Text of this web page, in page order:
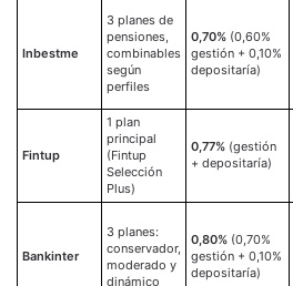
Inbestme
3 planes de
pensiones,
combinables
según
perfiles
0,70% (0,60%
gestión + 0,10%
depositaría)
Fintup
1 plan
principal
(Fintup
Selección
Plus)
0,77% (gestión
+ depositaría)
Bankinter
3 planes:
conservador,
moderado y
dinámico
0,80% (0,70%
gestión + 0,10%
depositaría)